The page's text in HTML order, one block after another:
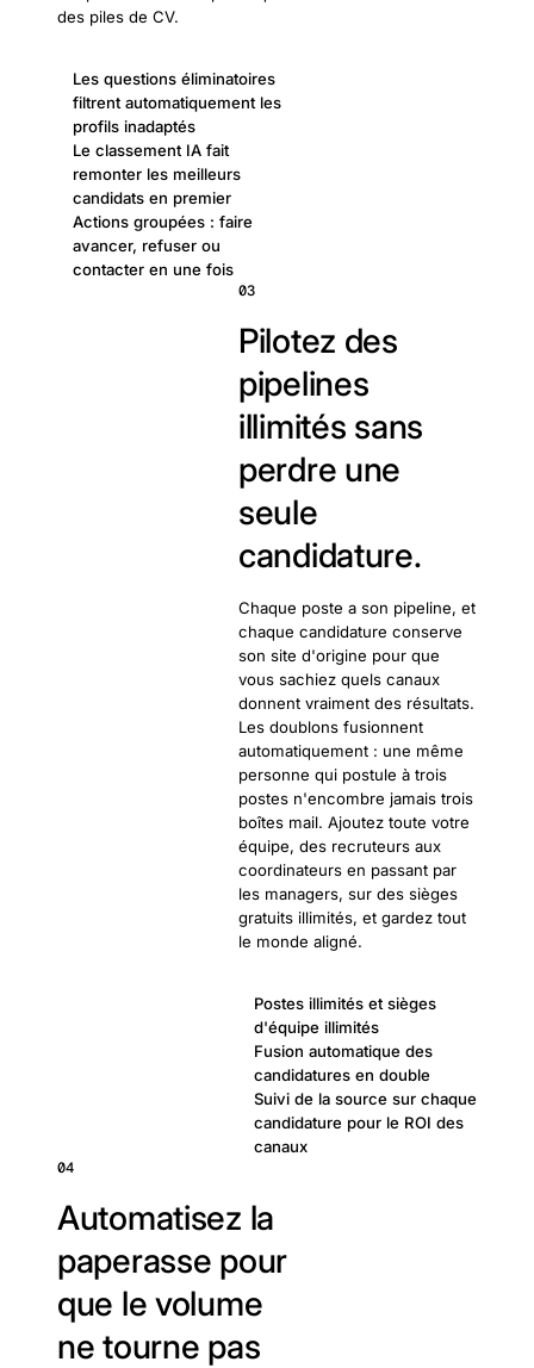
des piles de CV.
Les questions éliminatoires
filtrent automatiquement les
profils inadaptés
Le classement IA fait
remonter les meilleurs
candidats en premier
Actions groupées : faire
avancer, refuser ou
contacter en une fois
03
Pilotez des
pipelines
illimités sans
perdre une
seule
candidature.
Chaque poste a son pipeline, et
chaque candidature conserve
son site d'origine pour que
vous sachiez quels canaux
donnent vraiment des résultats.
Les doublons fusionnent
automatiquement : une même
personne qui postule à trois
postes n'encombre jamais trois
boîtes mail. Ajoutez toute votre
équipe, des recruteurs aux
coordinateurs en passant par
les managers, sur des sièges
gratuits illimités, et gardez tout
le monde aligné.
Postes illimités et sièges
d'équipe illimités
Fusion automatique des
candidatures en double
Suivi de la source sur chaque
candidature pour le ROI des
canaux
04
Automatisez la
paperasse pour
que le volume
ne tourne pas